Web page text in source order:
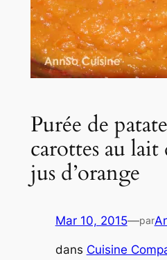
Purée de
carottes au
jus d’orange
Mar 10, 2015—par
dans Cuisine